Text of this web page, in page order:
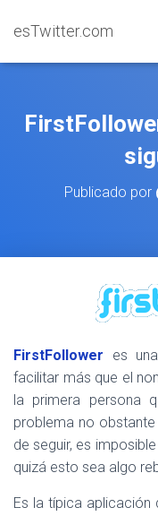
esTwitter.com
Publicado por
FirstFollower es
facilitar más que el
la primera persona
problema no
de seguir, es
quizá esto sea algo
Es la típica aplicación